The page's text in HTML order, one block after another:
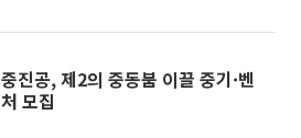
중진공, 제2의 중동붐 이끌 중기·벤
처 모집